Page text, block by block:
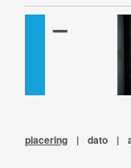
–
placering | dato |